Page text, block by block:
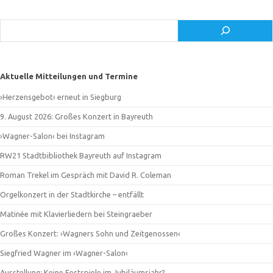
Aktuelle Mitteilungen und Termine
›Herzensgebot‹ erneut in Siegburg
9. August 2026: Großes Konzert in Bayreuth
›Wagner-Salon‹ bei Instagram
RW21 Stadtbibliothek Bayreuth auf Instagram
Roman Trekel im Gespräch mit David R. Coleman
Orgelkonzert in der Stadtkirche – entfällt
Matinée mit Klavierliedern bei Steingraeber
Großes Konzert: ›Wagners Sohn und Zeitgenossen‹
Siegfried Wagner im ›Wagner-Salon‹